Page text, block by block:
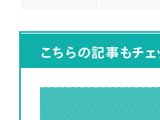
仕入れたパンを
ありますか？
まとめ
こちらの記事もチェ